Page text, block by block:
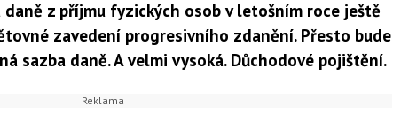
daně z příjmu fyzických osob v letošním roce ještě
zavedení progresivního zdanění. Přesto bude
sazba daně. A velmi vysoká. Důchodové pojištění.